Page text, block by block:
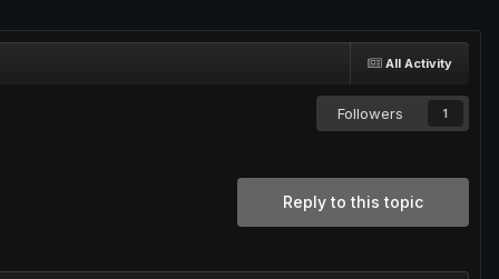
All Activity
Followers 1
Reply to this topic